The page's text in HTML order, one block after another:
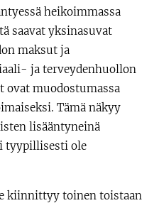
heikoimmassa
saavat yksinasuvat
maksut ja
ja terveydenhuollon
ovat muodostumassa
Tämä näkyy
lisääntyneinä
tyypillisesti ole
kiinnittyy toinen toistaan